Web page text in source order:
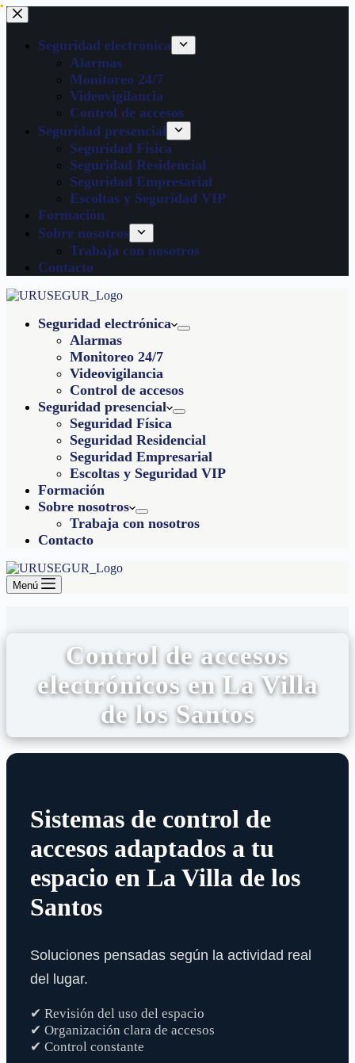
Seguridad electrónica
Alarmas
Monitoreo 24/7
Videovigilancia
Control de accesos
Seguridad presencial
Seguridad Física
Seguridad Residencial
Seguridad Empresarial
Escoltas y Seguridad VIP
Formación
Sobre nosotros
Trabaja con nosotros
Contacto
Seguridad electrónica
Alarmas
Monitoreo 24/7
Videovigilancia
Control de accesos
Seguridad presencial
Seguridad Física
Seguridad Residencial
Seguridad Empresarial
Escoltas y Seguridad VIP
Formación
Sobre nosotros
Trabaja con nosotros
Contacto
Menú
Control de accesos
electrónicos en La Villa
de los Santos
Sistemas de control de
accesos adaptados a tu
espacio en La Villa de los
Santos
Soluciones pensadas según la actividad real
del lugar.
✔ Revisión del uso del espacio
✔ Organización clara de accesos
✔ Control constante